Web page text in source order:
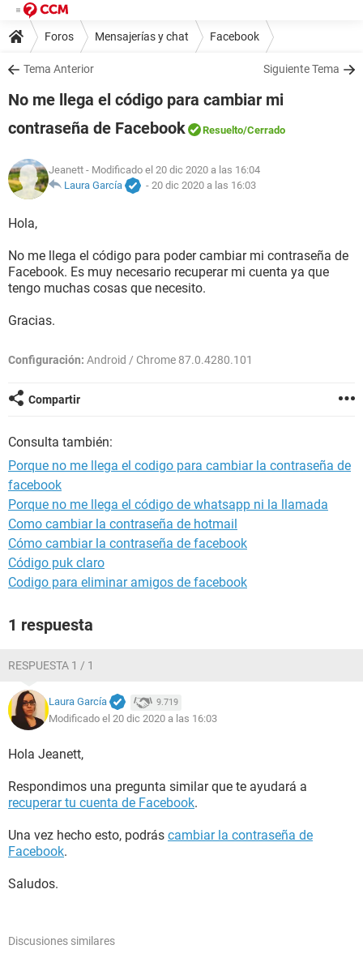
Foros Mensajerías y chat Facebook
Tema Anterior Siguiente Tema
No me llega el código para cambiar mi
contraseña de Facebook
Resuelto/Cerrado
Jeanett - Modificado el 20 dic 2020 a las 16:04
Laura García
- 20 dic 2020 a las 16:03
Hola,
No me llega el código para poder cambiar mi contraseña de
Facebook. Es muy necesario recuperar mi cuenta ya que
tengo muchas cosas que necesito.
Gracias.
Configuración: Android / Chrome 87.0.4280.101
Compartir
Consulta también:
Porque no me llega el codigo para cambiar la contraseña de
facebook
Porque no me llega el código de whatsapp ni la llamada
Como cambiar la contraseña de hotmail
Cómo cambiar la contraseña de facebook
Código puk claro
Codigo para eliminar amigos de facebook
1 respuesta
RESPUESTA 1 / 1
Laura García 9.719
Modificado el 20 dic 2020 a las 16:03
Hola Jeanett,
Respondimos una pregunta similar que te ayudará a
recuperar tu cuenta de Facebook.
Una vez hecho esto, podrás cambiar la contraseña de
Facebook.
Saludos.
Discusiones similares